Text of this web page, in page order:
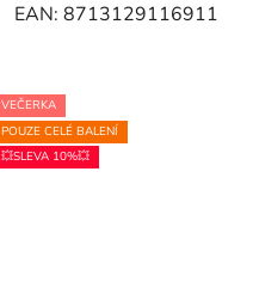
EAN: 8713129116911
VEČERKA
POUZE CELÉ BALENÍ
💥SLEVA 10%💥